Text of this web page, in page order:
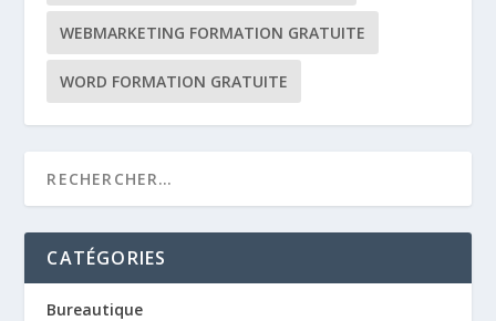
WEBMARKETING FORMATION GRATUITE
WORD FORMATION GRATUITE
CATÉGORIES
Bureautique